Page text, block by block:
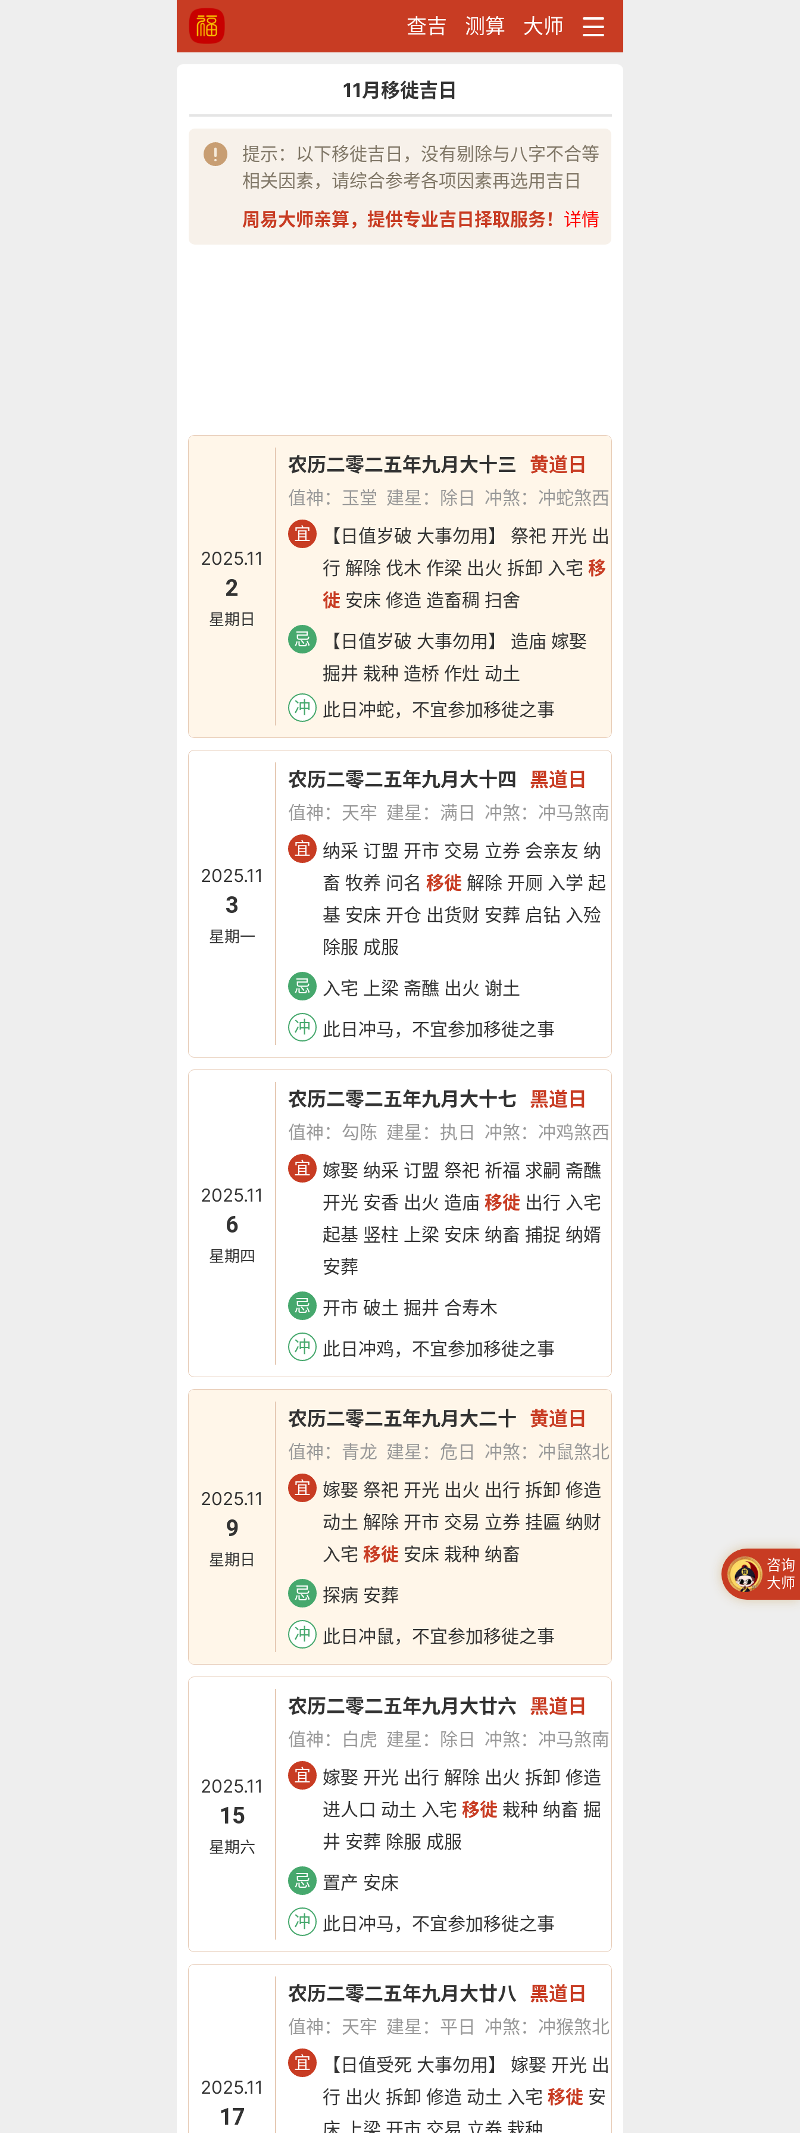
查吉 测算 大师
11月移徙吉日
提示：以下移徙吉日，没有剔除与八字不合等
相关因素，请综合参考各项因素再选用吉日
周易大师亲算，提供专业吉日择取服务！ 详情
2025.11
2
星期日
农历二零二五年九月大十三 黄道日
值神：玉堂 建星：除日 冲煞：冲蛇煞西
宜
【日值岁破 大事勿用】 祭祀 开光 出
行 解除 伐木 作梁 出火 拆卸 入宅 移
徙 安床 修造 造畜稠 扫舍
忌
【日值岁破 大事勿用】 造庙 嫁娶
掘井 栽种 造桥 作灶 动土
冲 此日冲蛇，不宜参加移徙之事
2025.11
3
星期一
农历二零二五年九月大十四 黑道日
值神：天牢 建星：满日 冲煞：冲马煞南
宜
纳采 订盟 开市 交易 立券 会亲友 纳
畜 牧养 问名 移徙 解除 开厕 入学 起
基 安床 开仓 出货财 安葬 启钻 入殓
除服 成服
忌 入宅 上梁 斋醮 出火 谢土
冲 此日冲马，不宜参加移徙之事
2025.11
6
星期四
农历二零二五年九月大十七 黑道日
值神：勾陈 建星：执日 冲煞：冲鸡煞西
宜
嫁娶 纳采 订盟 祭祀 祈福 求嗣 斋醮
开光 安香 出火 造庙 移徙 出行 入宅
起基 竖柱 上梁 安床 纳畜 捕捉 纳婿
安葬
忌 开市 破土 掘井 合寿木
冲 此日冲鸡，不宜参加移徙之事
2025.11
9
星期日
农历二零二五年九月大二十 黄道日
值神：青龙 建星：危日 冲煞：冲鼠煞北
宜
嫁娶 祭祀 开光 出火 出行 拆卸 修造
动土 解除 开市 交易 立券 挂匾 纳财
入宅 移徙 安床 栽种 纳畜
忌 探病 安葬
冲 此日冲鼠，不宜参加移徙之事
2025.11
15
星期六
农历二零二五年九月大廿六 黑道日
值神：白虎 建星：除日 冲煞：冲马煞南
宜
嫁娶 开光 出行 解除 出火 拆卸 修造
进人口 动土 入宅 移徙 栽种 纳畜 掘
井 安葬 除服 成服
忌 置产 安床
冲 此日冲马，不宜参加移徙之事
2025.11
17
农历二零二五年九月大廿八 黑道日
值神：天牢 建星：平日 冲煞：冲猴煞北
宜
【日值受死 大事勿用】 嫁娶 开光 出
行 出火 拆卸 修造 动土 入宅 移徙 安
咨询
大师